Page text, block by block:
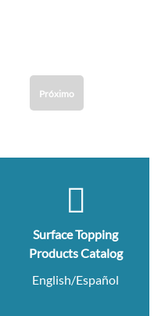
Próximo
Surface Topping
Products Catalog
English/Español